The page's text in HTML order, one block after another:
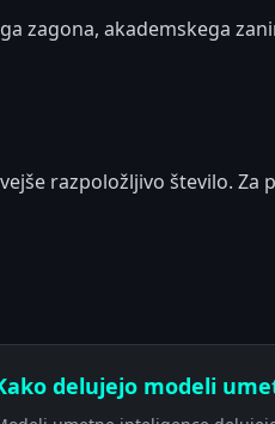
zagona, akademskega
razpoložljivo število.
delujejo modeli